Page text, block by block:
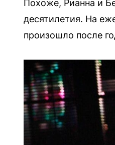
Похоже, Рианна и
десятилетия. На
произошло после